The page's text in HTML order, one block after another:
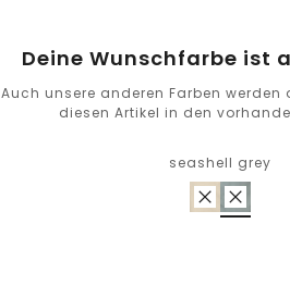
Deine Wunschfarbe ist
Auch unsere anderen Farben werden
diesen Artikel in den
seashell grey